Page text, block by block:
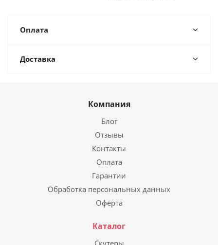
Оплата
Доставка
Компания
Блог
Отзывы
Контакты
Оплата
Гарантии
Обработка персональных данных
Оферта
Каталог
Скутеры